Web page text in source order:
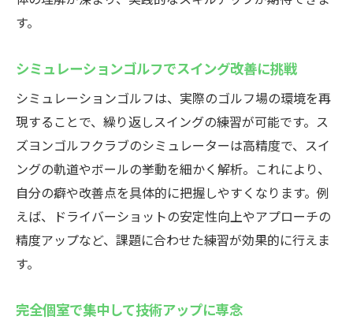
す。
シミュレーションゴルフでスイング改善に挑戦
シミュレーションゴルフは、実際のゴルフ場の環境を再
現することで、繰り返しスイングの練習が可能です。ス
ズヨンゴルフクラブのシミュレーターは高精度で、スイ
ングの軌道やボールの挙動を細かく解析。これにより、
自分の癖や改善点を具体的に把握しやすくなります。例
えば、ドライバーショットの安定性向上やアプローチの
精度アップなど、課題に合わせた練習が効果的に行えま
す。
完全個室で集中して技術アップに専念